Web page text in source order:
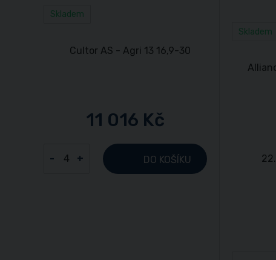
Skladem
11 016 Kč
- + DO KOŠÍKU
Skladem